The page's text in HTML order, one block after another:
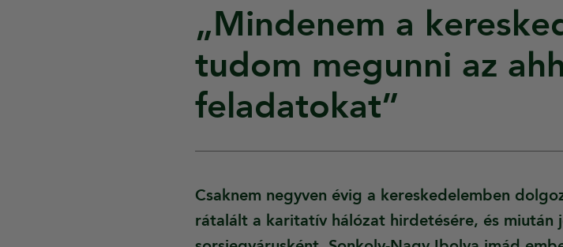
„Mindenem a
tudom megunni az
feladatokat”
Csaknem negyven évig a kereskedelemben
rátalált a karitatív hálózat hirdetésére, és